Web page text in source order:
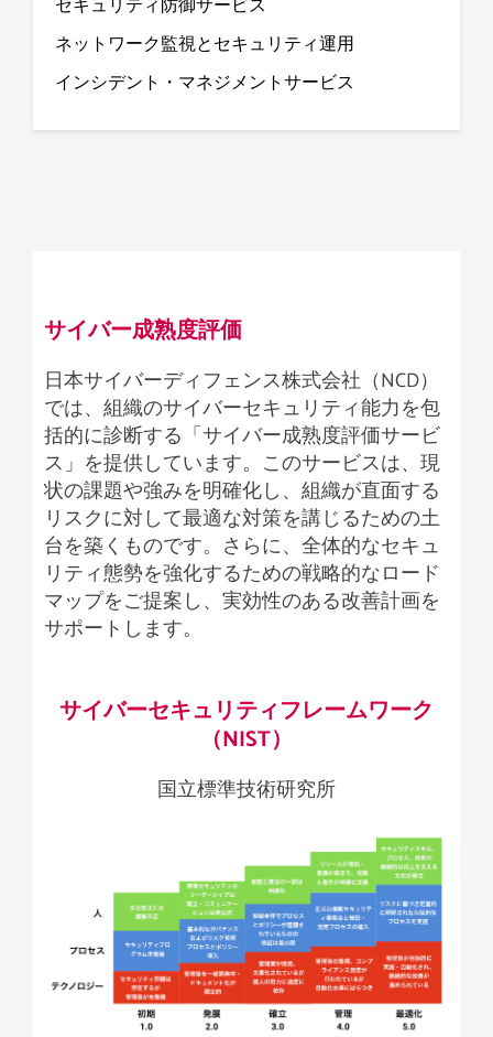
ネットワーク監視とセキュリティ運用
インシデント・マネジメントサービス
サイバー成熟度評価 ​
日本サイバーディフェンス株式会社（NCD）
では、組織のサイバーセキュリティ能力を包
括的に診断する「サイバー成熟度評価サービ
ス」を提供しています。このサービスは、現
状の課題や強みを明確化し、組織が直面する
リスクに対して最適な対策を講じるための土
台を築くものです。さらに、全体的なセキュ
リティ態勢を強化するための戦略的なロード
マップをご提案し、実効性のある改善計画を
サポートします。
サイバーセキュリティフレームワーク
（NIST）
国立標準技術研究所